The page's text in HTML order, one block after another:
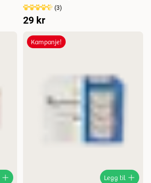
(3)
29 kr
Kampanje!
Legg til